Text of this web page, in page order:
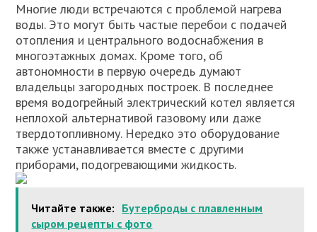
Многие люди встречаются с проблемой нагрева
воды. Это могут быть частые перебои с подачей
отопления и центрального водоснабжения в
многоэтажных домах. Кроме того, об
автономности в первую очередь думают
владельцы загородных построек. В последнее
время водогрейный электрический котел является
неплохой альтернативой газовому или даже
твердотопливному. Нередко это оборудование
также устанавливается вместе с другими
приборами, подогревающими жидкость.
Читайте также: Бутерброды с плавленным
сыром рецепты с фото